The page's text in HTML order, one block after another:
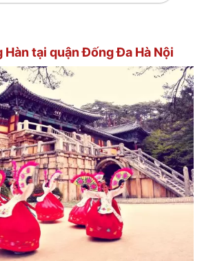
tại quận Đống Đa Hà Nội